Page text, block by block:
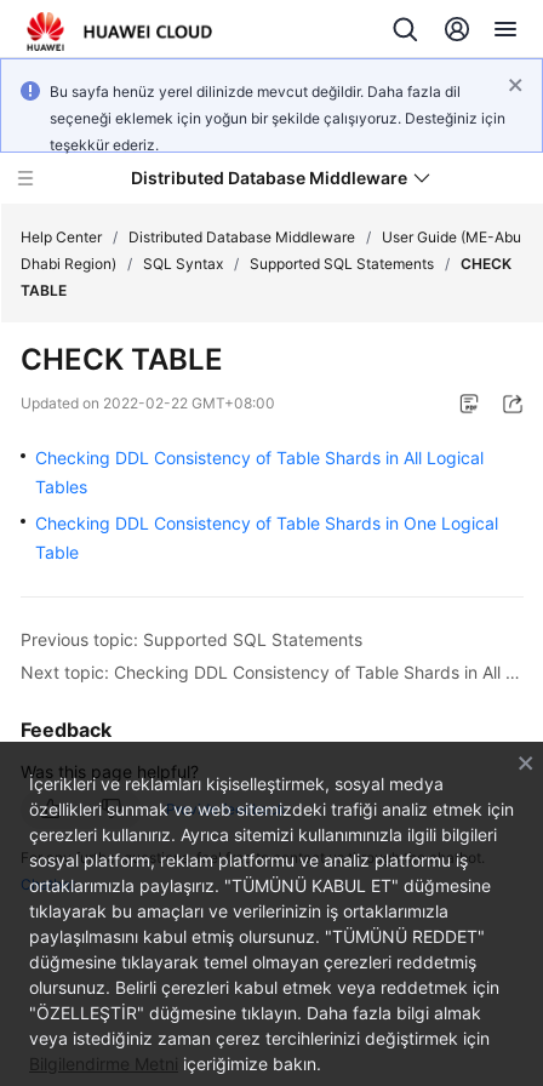
Bu sayfa henüz yerel dilinizde mevcut değildir. Daha fazla dil
seçeneği eklemek için yoğun bir şekilde çalışıyoruz. Desteğiniz için
teşekkür ederiz.
Distributed Database Middleware
Product
Service
Billing
Started
Guide
API
Reference
SDK
Reference
Best
Practices
Performance
White
Help Center / Distributed Database Middleware /
User Guide (ME-Abu
Dhabi Region)
/ SQL Syntax / Supported SQL Statements / CHECK
TABLE
CHECK TABLE
Updated on 2022-02-22 GMT+08:00
Checking DDL Consistency of Table Shards in All Logical
Tables
Checking DDL Consistency of Table Shards in One Logical
Table
Previous topic: Supported SQL Statements
Next topic: Checking DDL Consistency of Table Shards in All Logical Tables
Feedback
Was this page helpful?
Provide feedback
For any further questions, feel free to contact us through the chatbot.
Chatbot
İçerikleri ve reklamları kişiselleştirmek, sosyal medya
özellikleri sunmak ve web sitemizdeki trafiği analiz etmek için
çerezleri kullanırız. Ayrıca sitemizi kullanımınızla ilgili bilgileri
sosyal platform, reklam platformu ve analiz platformu iş
ortaklarımızla paylaşırız. "TÜMÜNÜ KABUL ET" düğmesine
tıklayarak bu amaçları ve verilerinizin iş ortaklarımızla
paylaşılmasını kabul etmiş olursunuz. "TÜMÜNÜ REDDET"
düğmesine tıklayarak temel olmayan çerezleri reddetmiş
olursunuz. Belirli çerezleri kabul etmek veya reddetmek için
"ÖZELLEŞTİR" düğmesine tıklayın. Daha fazla bilgi almak
veya istediğiniz zaman çerez tercihlerinizi değiştirmek için
Bilgilendirme Metni içeriğimize bakın.